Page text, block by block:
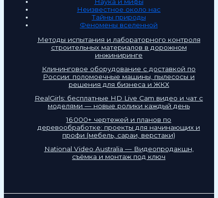
Наука и мифы
Неизвестное около нас
Тайны природы
Феномены вселенной
Методы испытания и лабораторного контроля
строительных материалов в дорожном
инжиниринге
Клининговое оборудование с доставкой по
России: поломоечные машины, пылесосы и
решения для бизнеса и ЖКХ
RealGirls: бесплатные HD Live Cam видео и чат с
моделями — новые ролики каждый день
16 000+ чертежей и планов по
деревообработке: проекты для начинающих и
профи (мебель, сараи, верстаки)
National Video Australia — Видеопродакшн,
съёмка и монтаж под ключ